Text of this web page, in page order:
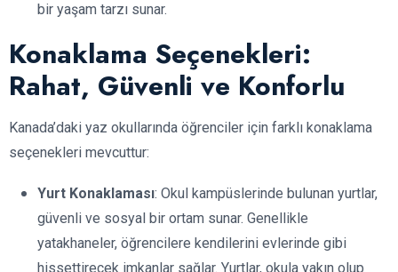
bir yaşam tarzı sunar.
Konaklama Seçenekleri:
Rahat, Güvenli ve Konforlu
Kanada’daki yaz okullarında öğrenciler için farklı konaklama
seçenekleri mevcuttur:
Yurt Konaklaması: Okul kampüslerinde bulunan yurtlar,
güvenli ve sosyal bir ortam sunar. Genellikle
yatakhaneler, öğrencilere kendilerini evlerinde gibi
hissettirecek imkanlar sağlar. Yurtlar, okula yakın olup